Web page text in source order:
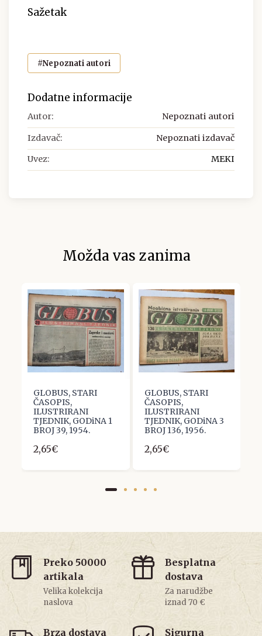
Sažetak
#Nepoznati autori
Dodatne informacije
Autor: Nepoznati autori
Izdavač: Nepoznati izdavač
Uvez: MEKI
Možda vas zanima
GLOBUS, STARI
ČASOPIS,
ILUSTRIRANI
TJEDNIK, GODiNA 1
BROJ 39, 1954.
2,65€
GLOBUS, STARI
ČASOPIS,
ILUSTRIRANI
TJEDNIK, GODiNA 3
BROJ 136, 1956.
2,65€
Preko 50000
artikala
Velika kolekcija
naslova
Besplatna
dostava
Za narudžbe
iznad 70 €
Brza dostava Sigurna